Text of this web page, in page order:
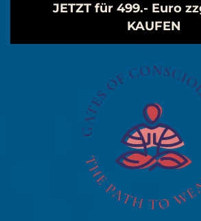
JETZT für 499.- Euro
KAUFEN